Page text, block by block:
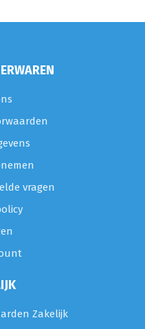
vragen
Zakelijk